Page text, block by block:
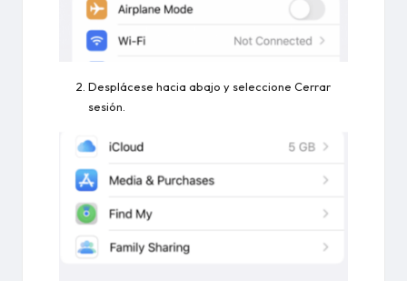
Desplácese hacia abajo y seleccione Cerrar
sesión.